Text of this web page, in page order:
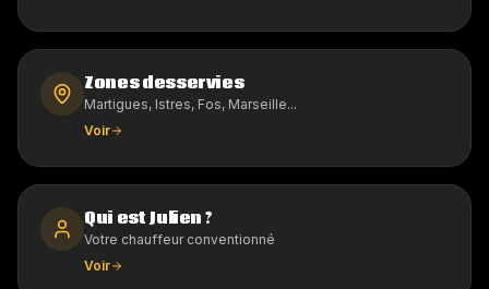
Zones desservies
Martigues, Istres, Fos, Marseille...
Voir
Qui est Julien ?
Votre chauffeur conventionné
Voir